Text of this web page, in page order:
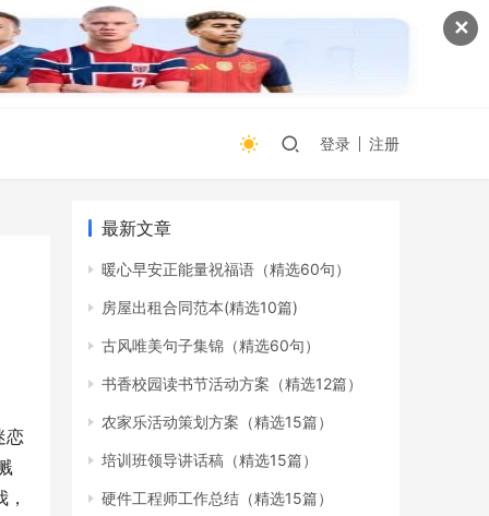
✕
登录 注册
恋
最新文章
暖心早安正能量祝福语（精选60句）
房屋出租合同范本(精选10篇)
古风唯美句子集锦（精选60句）
书香校园读书节活动方案（精选12篇）
农家乐活动策划方案（精选15篇）
培训班领导讲话稿（精选15篇）
硬件工程师工作总结（精选15篇）